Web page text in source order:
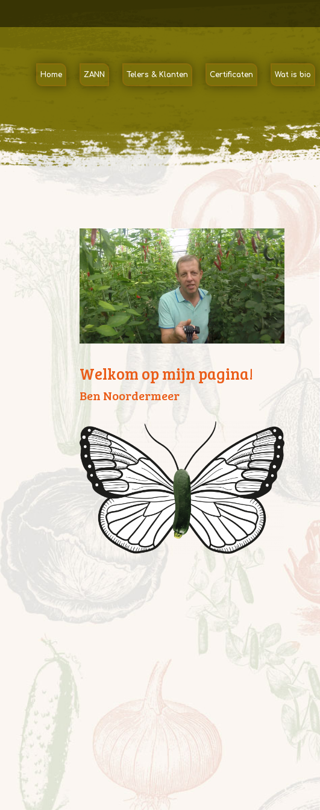
Home ZANN Telers & Klanten Certificaten Wat is bio
Welkom op mijn pagina!
Ben Noordermeer